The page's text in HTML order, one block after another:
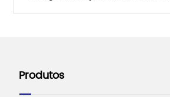
Produtos